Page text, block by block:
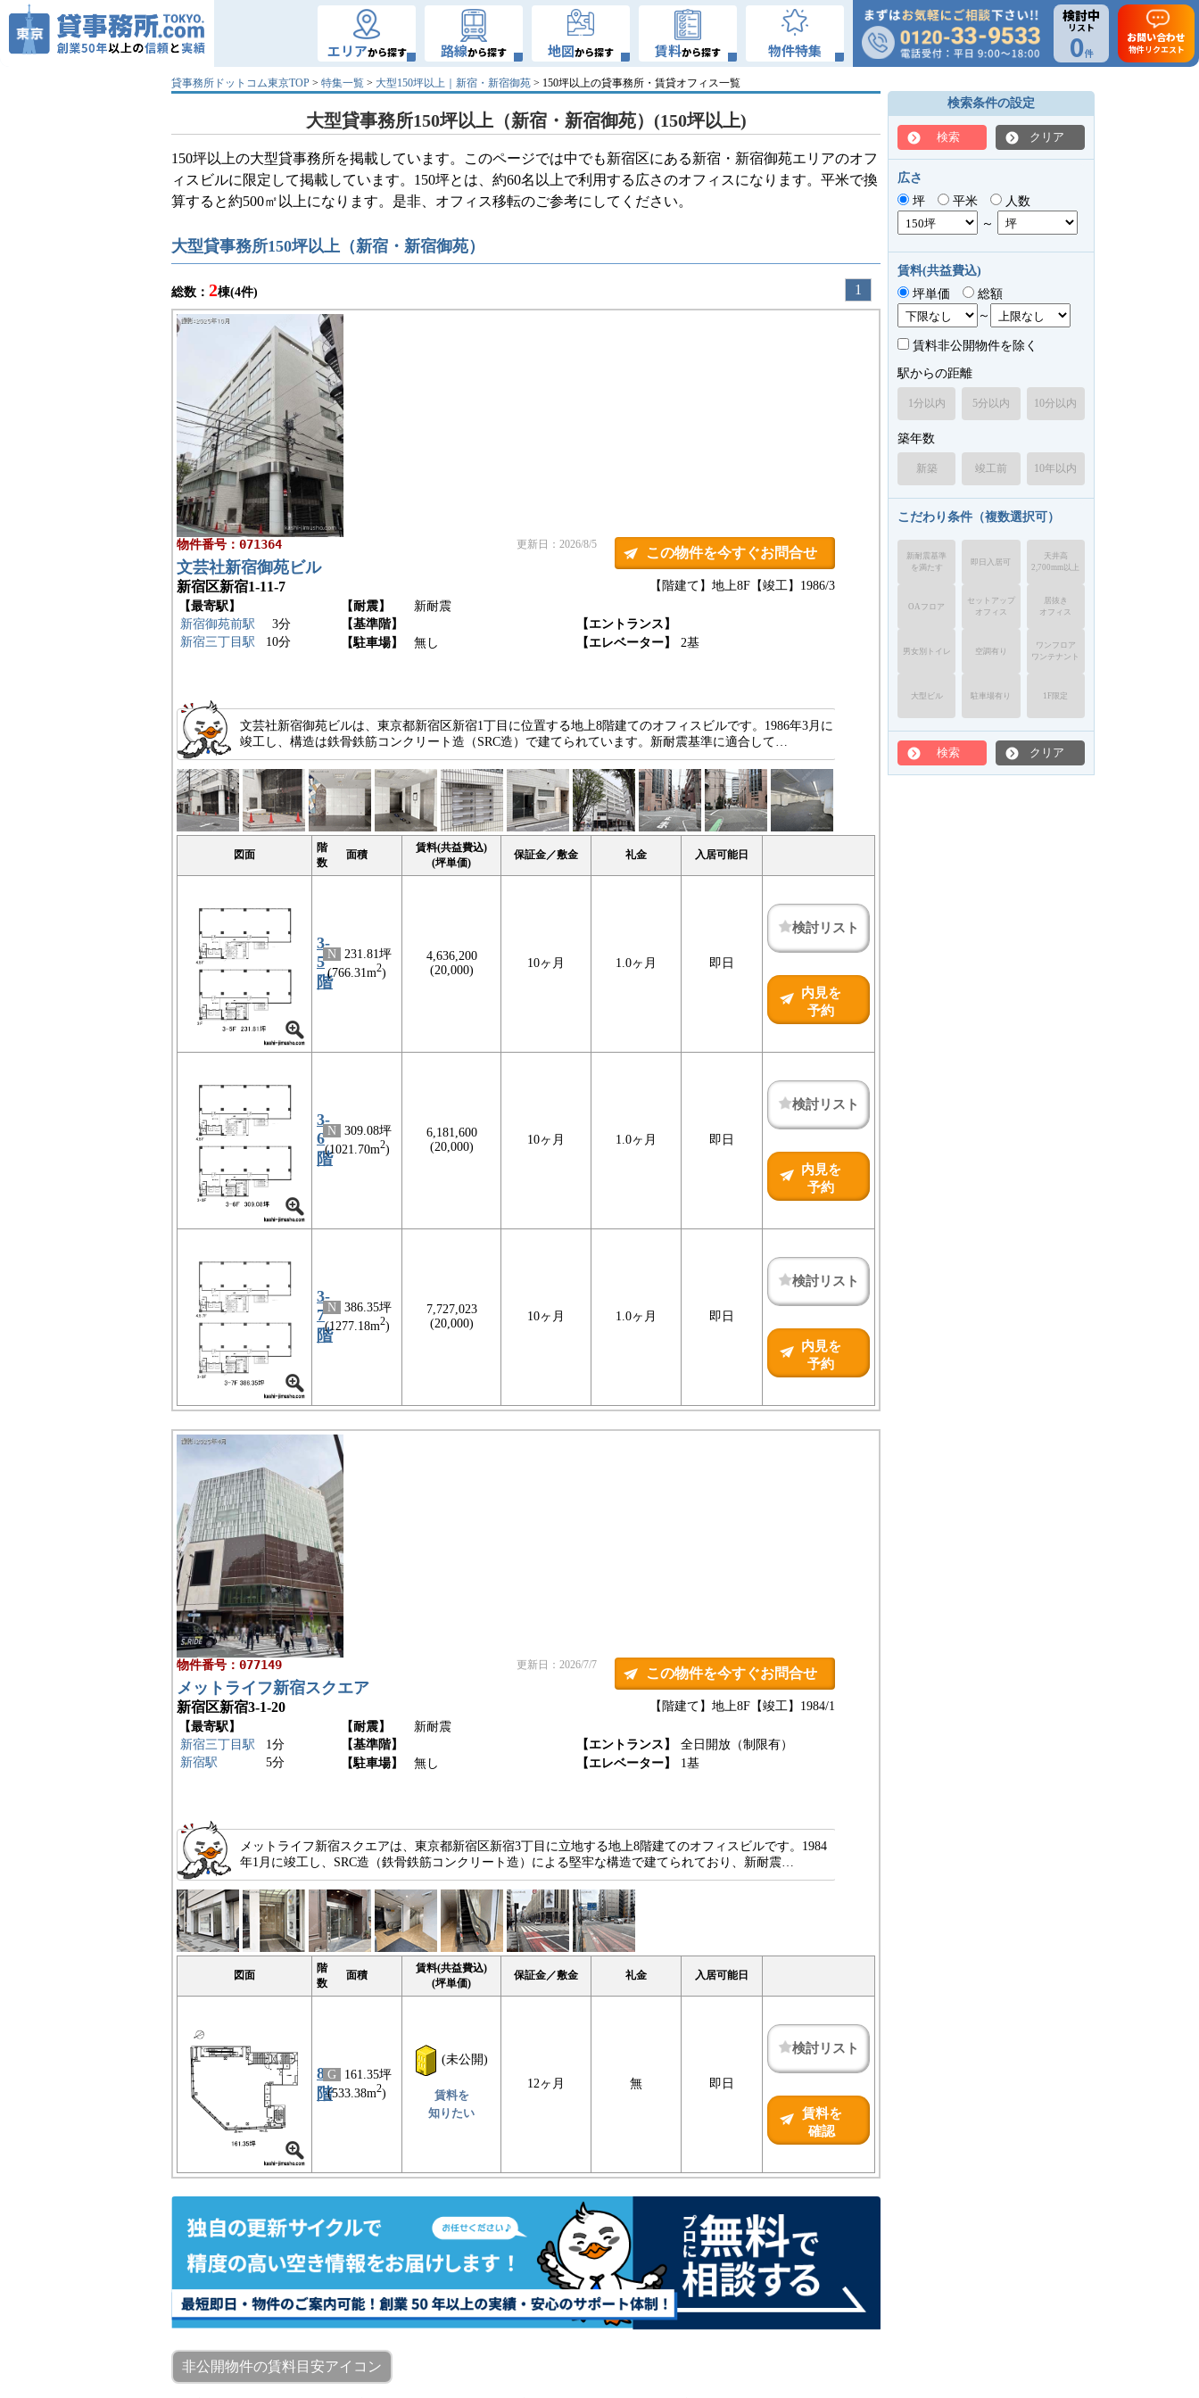
エリアから探す 路線から探す 地図から探す 賃料から探す 物件特集
検討中
リスト
0件
お問い合わせ
物件リクエスト
貸事務所ドットコム東京TOP > 特集一覧 > 大型150坪以上｜新宿・新宿御苑 > 150坪以上の貸事務所・賃貸オフィス一覧
大型貸事務所150坪以上（新宿・新宿御苑）(150坪以上)
150坪以上の大型貸事務所を掲載しています。このページでは中でも新宿区にある新宿・新宿御苑エリアのオフ
ィスビルに限定して掲載しています。150坪とは、約60名以上で利用する広さのオフィスになります。平米で換
算すると約500㎡以上になります。是非、オフィス移転のご参考にしてください。
大型貸事務所150坪以上（新宿・新宿御苑）
総数： 2棟(4件) 1
物件番号：071364 更新日：2026/8/5
この物件を今すぐお問合せ
文芸社新宿御苑ビル
新宿区新宿1-11-7 【竣工】1986/3
【階建て】地上8F
【最寄駅】
新宿御苑前駅
3分
新宿三丁目駅
10分
【耐震】
新耐震
【基準階】
【エントランス】
【駐車場】
無し 【エレベーター】 2基
文芸社新宿御苑ビルは、東京都新宿区新宿1丁目に位置する地上8階建てのオフィスビルです。1986年3月に
竣工し、構造は鉄骨鉄筋コンクリート造（SRC造）で建てられています。新耐震基準に適合して…
図面
階
数
面積
賃料(共益費込)
(坪単価)
保証金／敷金 礼金 入居可能日
3-
5
階
N
231.81坪
(766.31m2)
4,636,200
(20,000)
10ヶ月 1.0ヶ月 即日
検討リスト
内見を
予約
3-
6
階
N
309.08坪
(1021.70m2)
6,181,600
(20,000)
10ヶ月 1.0ヶ月 即日
検討リスト
内見を
予約
3-
7
階
N
386.35坪
(1277.18m2)
7,727,023
(20,000)
10ヶ月 1.0ヶ月 即日
検討リスト
内見を
予約
物件番号：077149 更新日：2026/7/7
この物件を今すぐお問合せ
メットライフ新宿スクエア
新宿区新宿3-1-20 【竣工】1984/1
【階建て】地上8F
【最寄駅】
新宿三丁目駅
1分
新宿駅
5分
【耐震】
新耐震
【基準階】
【エントランス】
全日開放（制限有）
【駐車場】
無し 【エレベーター】 1基
メットライフ新宿スクエアは、東京都新宿区新宿3丁目に立地する地上8階建てのオフィスビルです。1984
年1月に竣工し、SRC造（鉄骨鉄筋コンクリート造）による堅牢な構造で建てられており、新耐震…
図面
階
数
面積
賃料(共益費込)
(坪単価)
保証金／敷金 礼金 入居可能日
8
階
G
161.35坪
(533.38m2)
(未公開)
賃料を
知りたい
12ヶ月 無 即日
検討リスト
賃料を
確認
非公開物件の賃料目安アイコン
検索条件の設定
検索 クリア
広さ
坪
平米
人数
～
賃料(共益費込)
坪単価
総額
～
賃料非公開物件を除く
駅からの距離
1分以内 5分以内 10分以内
築年数
新築 竣工前 10年以内
こだわり条件（複数選択可）
新耐震基準
を満たす
即日入居可
天井高
2,700mm以上
OAフロア
セットアップ
オフィス
居抜き
オフィス
男女別トイレ 空調有り
ワンフロア
ワンテナント
大型ビル 駐車場有り 1F限定
検索 クリア